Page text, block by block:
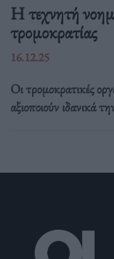
Η τεχνητή
τρομοκρατίας
16.12.25
Οι τρομοκρατικές
αξιοποιούν ιδανικά